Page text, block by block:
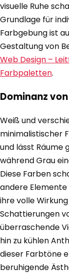
visuelle Ruhe
Grundlage für
Farbgebung ist
Gestaltung von
Web Design –
Farbpaletten.
Dominanz
Weiß und
minimalistischer
und lässt Räume
während Grau
Diese Farben
andere Elemente
ihre volle
Schattierungen
überraschende
hin zu kühlen
dieser Farbtöne
beruhigende